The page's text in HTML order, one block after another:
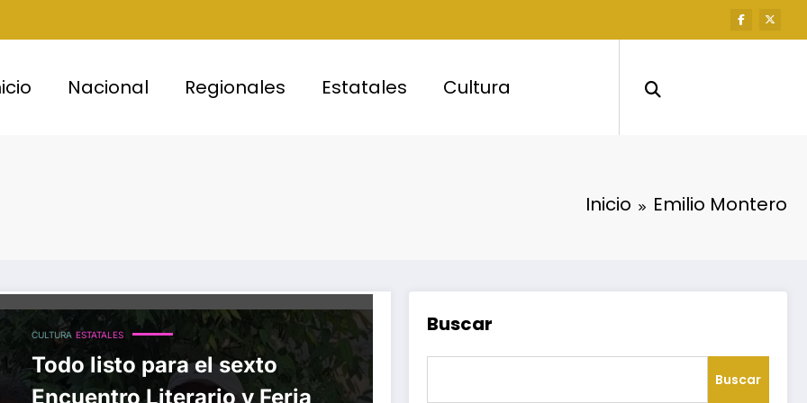
Nacional Regionales Estatales Cultura
Inicio Emilio Montero
CULTURA ESTATALES
Todo listo para el sexto
Encuentro Literario y Feria
Buscar
Buscar